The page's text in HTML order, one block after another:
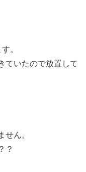
。
ていたので放置して
せん。
？